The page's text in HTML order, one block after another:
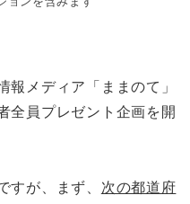
報メディア「ままのて」
全員プレゼント企画を開
すが、まず、 次の都道府